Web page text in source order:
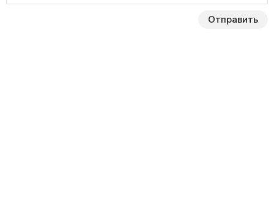
Отправить